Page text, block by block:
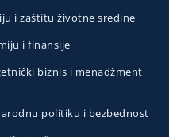
i zaštitu životne sredine
i finansije
biznis i menadžment
politiku i bezbednost